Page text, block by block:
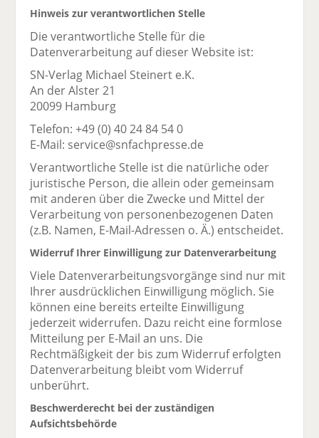
Hinweis zur verantwortlichen Stelle
Die verantwortliche Stelle für die
Datenverarbeitung auf dieser Website ist:
SN-Verlag Michael Steinert e.K.
An der Alster 21
20099 Hamburg
Telefon: +49 (0) 40 24 84 54 0
E-Mail: service@snfachpresse.de
Verantwortliche Stelle ist die natürliche oder
juristische Person, die allein oder gemeinsam
mit anderen über die Zwecke und Mittel der
Verarbeitung von personenbezogenen Daten
(z.B. Namen, E-Mail-Adressen o. Ä.) entscheidet.
Widerruf Ihrer Einwilligung zur Datenverarbeitung
Viele Datenverarbeitungsvorgänge sind nur mit
Ihrer ausdrücklichen Einwilligung möglich. Sie
können eine bereits erteilte Einwilligung
jederzeit widerrufen. Dazu reicht eine formlose
Mitteilung per E-Mail an uns. Die
Rechtmäßigkeit der bis zum Widerruf erfolgten
Datenverarbeitung bleibt vom Widerruf
unberührt.
Beschwerderecht bei der zuständigen
Aufsichtsbehörde